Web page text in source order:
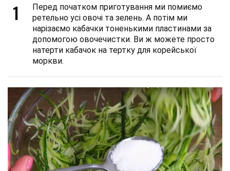
1
Перед початком приготування ми помиємо
ретельно усі овочі та зелень. А потім ми
нарізаємо кабачки тоненькими пластинами за
допомогою овочечистки. Ви ж можете просто
натерти кабачок на тертку для корейської
моркви.